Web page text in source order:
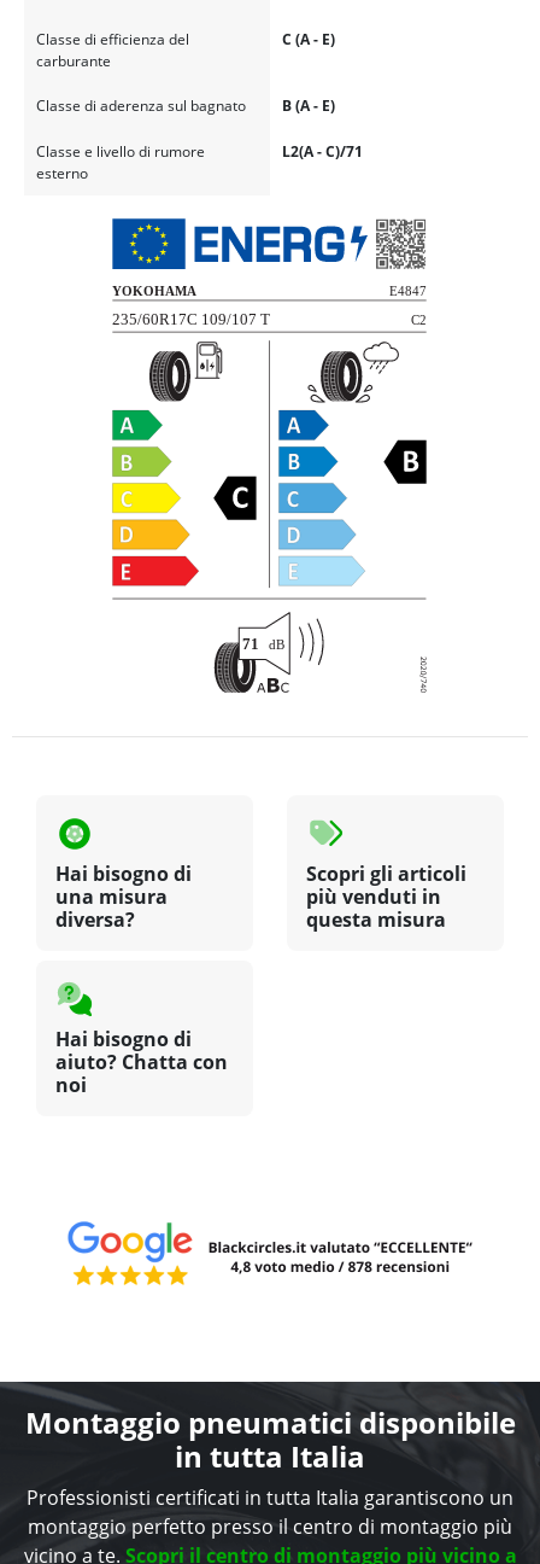
Classe di efficienza del
carburante
C (A - E)
Classe di aderenza sul bagnato B (A - E)
Classe e livello di rumore
esterno
L2(A - C)/71
Hai bisogno di
una misura
diversa?
Scopri gli articoli
più venduti in
questa misura
Hai bisogno di
aiuto? Chatta con
noi
Montaggio pneumatici disponibile
in tutta Italia
Professionisti certificati in tutta Italia garantiscono un
montaggio perfetto presso il centro di montaggio più
vicino a te. Scopri il centro di montaggio più vicino a